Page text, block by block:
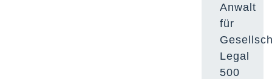
Anwalt
für
Legal
500